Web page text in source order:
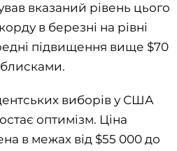
вказаний рівень цього
в березні на рівні
підвищення вище $70
виборів у США
оптимізм. Ціна
в межах від $55 000 до